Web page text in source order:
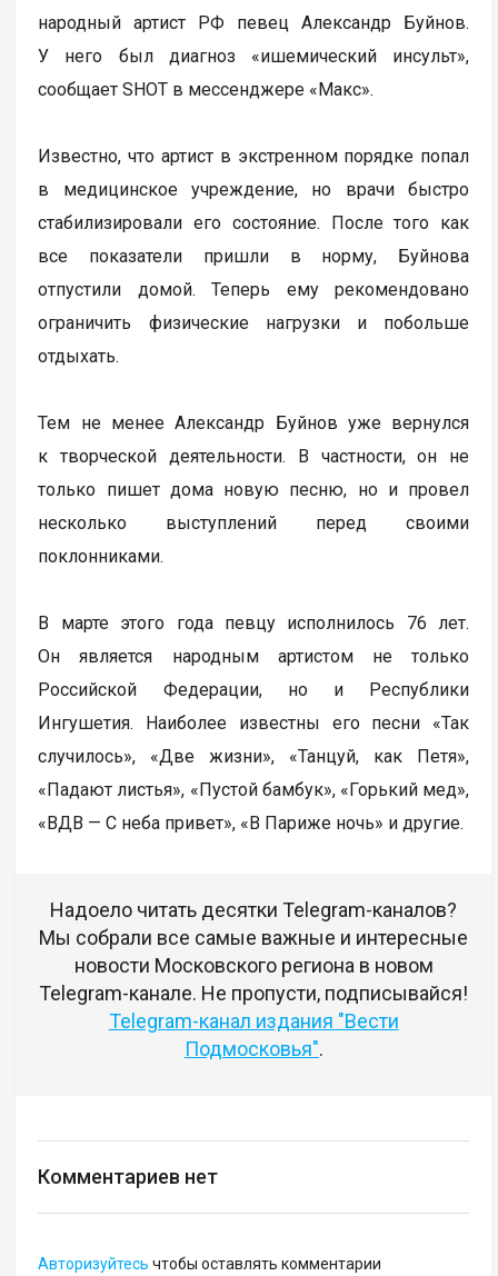
народный артист РФ певец Александр Буйнов.
У него был диагноз «ишемический инсульт»,
сообщает SHOT в мессенджере «Макс».
Известно, что артист в экстренном порядке попал
в медицинское учреждение, но врачи быстро
стабилизировали его состояние. После того как
все показатели пришли в норму, Буйнова
отпустили домой. Теперь ему рекомендовано
ограничить физические нагрузки и побольше
отдыхать.
Тем не менее Александр Буйнов уже вернулся
к творческой деятельности. В частности, он не
только пишет дома новую песню, но и провел
несколько выступлений перед своими
поклонниками.
В марте этого года певцу исполнилось 76 лет.
Он является народным артистом не только
Российской Федерации, но и Республики
Ингушетия. Наиболее известны его песни «Так
случилось», «Две жизни», «Танцуй, как Петя»,
«Падают листья», «Пустой бамбук», «Горький мед»,
«ВДВ — С неба привет», «В Париже ночь» и другие.
Надоело читать десятки Telegram-каналов?
Мы собрали все самые важные и интересные
новости Московского региона в новом
Telegram-канале. Не пропусти, подписывайся!
Telegram-канал издания "Вести
Подмосковья".
Комментариев нет
Авторизуйтесь чтобы оставлять комментарии